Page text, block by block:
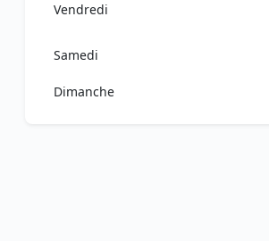
Vendredi
Samedi
Dimanche